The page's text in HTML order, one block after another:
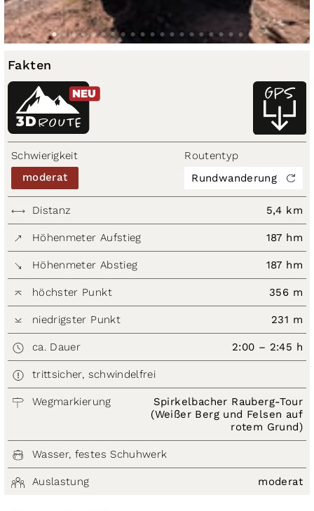
Fakten
ROUTE
3D
NEU
Schwierigkeit
moderat
Routentyp
Rundwanderung
Distanz 5,4 km
Höhenmeter Aufstieg 187 hm
Höhenmeter Abstieg 187 hm
höchster Punkt 356 m
niedrigster Punkt 231 m
ca. Dauer 2:00 – 2:45 h
trittsicher, schwindelfrei
Wegmarkierung
Spirkelbacher Rauberg-Tour
(Weißer Berg und Felsen auf
rotem Grund)
Wasser, festes Schuhwerk
Auslastung moderat